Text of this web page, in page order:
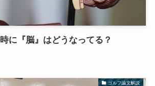
に『脳』はどうなってる？
ゴルフ論文解説